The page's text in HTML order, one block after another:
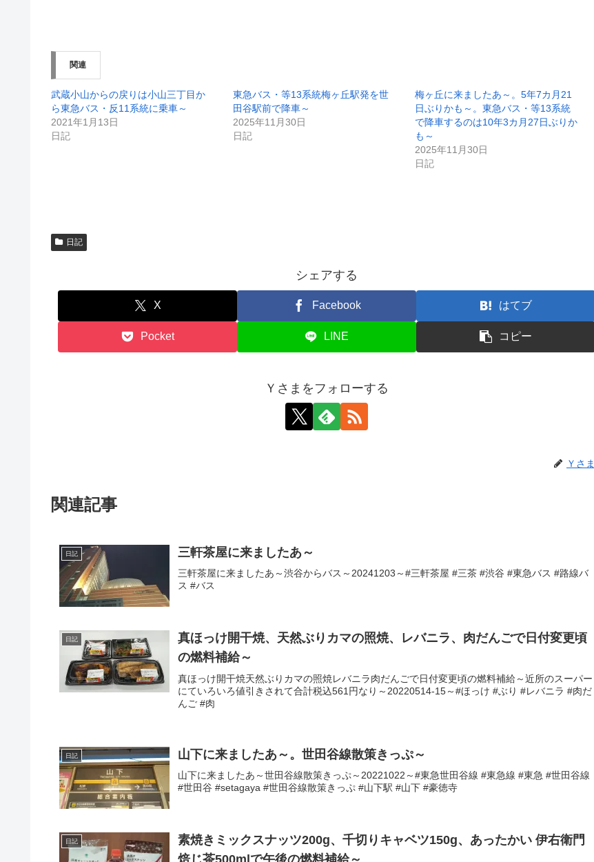
ィ
ン
ド
ウ
開
き
ま
す
)
く
い
新
し
い
ウ
ィ
関連
武蔵小山からの戻りは小山三丁目か
ら東急バス・反11系統に乗車～
2021年1月13日
日記
東急バス・等13系統梅ヶ丘駅発を世
田谷駅前で降車～
2025年11月30日
日記
梅ヶ丘に来ましたあ～。5年7カ月21
日ぶりかも～。東急バス・等13系統
で降車するのは10年3カ月27日ぶりか
も～
2025年11月30日
日記
日記
シェアする
X Facebook はてブ
Pocket LINE コピー
Ｙさまをフォローする
Ｙさま
関連記事
日記 三軒茶屋に来ましたあ～
三軒茶屋に来ましたあ～渋谷からバス～20241203～#三軒茶屋 #三茶 #渋谷 #東急バス #路線バ
ス #バス
日記
真ほっけ開干焼、天然ぶりカマの照焼、レバニラ、肉だんごで日付変更頃
の燃料補給～
真ほっけ開干焼天然ぶりカマの照焼レバニラ肉だんごで日付変更頃の燃料補給～近所のスーパー
にていろいろ値引きされて合計税込561円なり～20220514-15～#ほっけ #ぶり #レバニラ #肉だ
んご #肉
日記 山下に来ましたあ～。世田谷線散策きっぷ～
山下に来ましたあ～世田谷線散策きっぷ～20221022～#東急世田谷線 #東急線 #東急 #世田谷線
#世田谷 #setagaya #世田谷線散策きっぷ #山下駅 #山下 #豪徳寺
日記
素焼きミックスナッツ200g、千切りキャベツ150g、あったかい 伊右衛門